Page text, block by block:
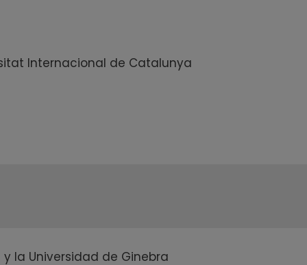
Internacional de Catalunya
la Universidad de Ginebra